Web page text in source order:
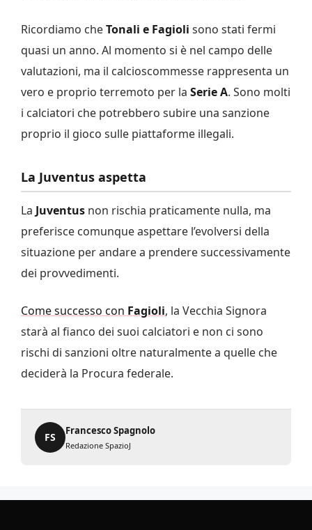
Ricordiamo cheTonali e Fagioli sono stati fermi
quasi un anno. Al momento si è nel campo delle
valutazioni, ma il calcioscommesse rappresenta un
vero e proprio terremoto per la Serie A. Sono molti
i calciatori che potrebbero subire una sanzione
proprio il gioco sulle piattaforme illegali.
La Juventus aspetta
La Juventus non rischia praticamente nulla, ma
preferisce comunque aspettare l’evolversi della
situazione per andare a prendere successivamente
dei provvedimenti.
Come successo con Fagioli, la Vecchia Signora
starà al fianco dei suoi calciatori e non ci sono
rischi di sanzioni oltre naturalmente a quelle che
deciderà la Procura federale.
FS
Francesco Spagnolo
Redazione SpazioJ